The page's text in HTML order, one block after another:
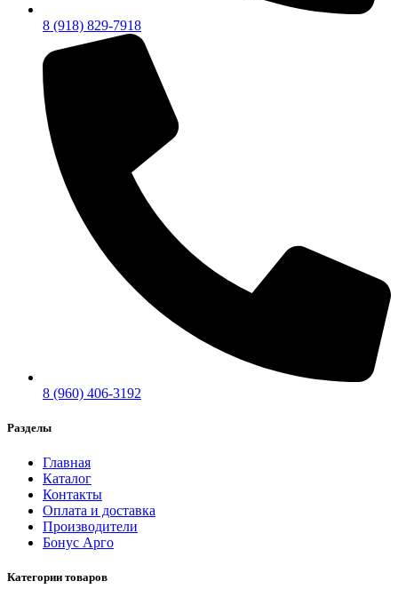
8 (918) 829-7918
8 (960) 406-3192
Разделы
Главная
Каталог
Контакты
Оплата и доставка
Производители
Бонус Арго
Категории товаров